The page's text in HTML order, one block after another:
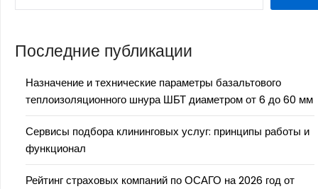
Последние публикации
Назначение и технические параметры базальтового
теплоизоляционного шнура ШБТ диаметром от 6 до 60 мм
Сервисы подбора клининговых услуг: принципы работы и
функционал
Рейтинг страховых компаний по ОСАГО на 2026 год от